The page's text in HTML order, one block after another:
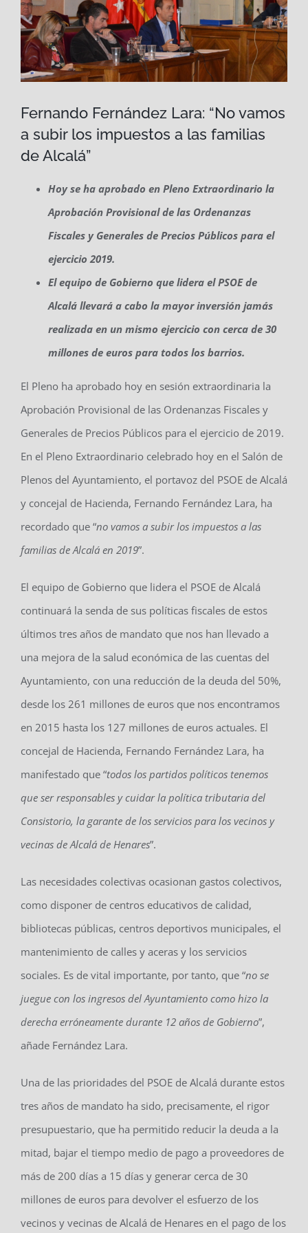
Fernando Fernández Lara: “No vamos
a subir los impuestos a las familias
de Alcalá”
Hoy se ha aprobado en Pleno Extraordinario la
Aprobación Provisional de las Ordenanzas
Fiscales y Generales de Precios Públicos para el
ejercicio 2019.
El equipo de Gobierno que lidera el PSOE de
Alcalá llevará a cabo la mayor inversión jamás
realizada en un mismo ejercicio con cerca de 30
millones de euros para todos los barrios.
El Pleno ha aprobado hoy en sesión extraordinaria la
Aprobación Provisional de las Ordenanzas Fiscales y
Generales de Precios Públicos para el ejercicio de 2019.
En el Pleno Extraordinario celebrado hoy en el Salón de
Plenos del Ayuntamiento, el portavoz del PSOE de Alcalá
y concejal de Hacienda, Fernando Fernández Lara, ha
recordado que “no vamos a subir los impuestos a las
familias de Alcalá en 2019”.
El equipo de Gobierno que lidera el PSOE de Alcalá
continuará la senda de sus políticas fiscales de estos
últimos tres años de mandato que nos han llevado a
una mejora de la salud económica de las cuentas del
Ayuntamiento, con una reducción de la deuda del 50%,
desde los 261 millones de euros que nos encontramos
en 2015 hasta los 127 millones de euros actuales. El
concejal de Hacienda, Fernando Fernández Lara, ha
manifestado que “todos los partidos políticos tenemos
que ser responsables y cuidar la política tributaria del
Consistorio, la garante de los servicios para los vecinos y
vecinas de Alcalá de Henares”.
Las necesidades colectivas ocasionan gastos colectivos,
como disponer de centros educativos de calidad,
bibliotecas públicas, centros deportivos municipales, el
mantenimiento de calles y aceras y los servicios
sociales. Es de vital importante, por tanto, que “no se
juegue con los ingresos del Ayuntamiento como hizo la
derecha erróneamente durante 12 años de Gobierno”,
añade Fernández Lara.
Una de las prioridades del PSOE de Alcalá durante estos
tres años de mandato ha sido, precisamente, el rigor
presupuestario, que ha permitido reducir la deuda a la
mitad, bajar el tiempo medio de pago a proveedores de
más de 200 días a 15 días y generar cerca de 30
millones de euros para devolver el esfuerzo de los
vecinos y vecinas de Alcalá de Henares en el pago de los